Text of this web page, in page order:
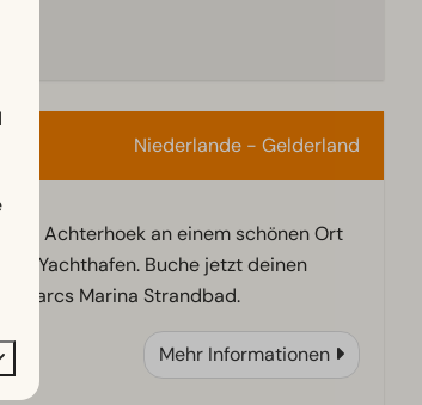
Niederlande - Gelderland
der Achterhoek an einem schönen Ort
mit Yachthafen. Buche jetzt deinen
Marina Strandbad.
Mehr Informationen